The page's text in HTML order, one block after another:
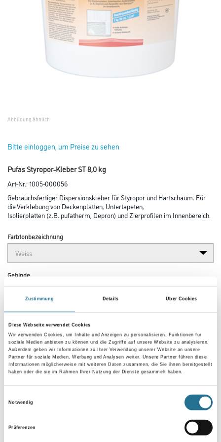
Zustimmung Details Über Cookies
Diese Webseite verwendet Cookies
Wir verwenden Cookies, um Inhalte und Anzeigen zu personalisieren, Funktionen für
soziale Medien anbieten zu können und die Zugriffe auf unsere Website zu analysieren.
Außerdem geben wir Informationen zu Ihrer Verwendung unserer Website an unsere
Partner für soziale Medien, Werbung und Analysen weiter. Unsere Partner führen diese
Informationen möglicherweise mit weiteren Daten zusammen, die Sie ihnen bereitgestellt
haben oder die sie im Rahmen Ihrer Nutzung der Dienste gesammelt haben.
Notwendig
Präferenzen
Abbildung ähnlich
Bitte einloggen, um Preise zu sehen
Pufas Styropor-Kleber ST 8,0 kg
Art-Nr.:1005-000056
Gebrauchsfertiger Dispersionskleber für Styropor und Hartschaum. Für
die Verklebung von Deckenplatten, Untertapeten,
Isolierplatten (z.B. pufatherm, Depron) und Zierprofilen im Innenbereich.
Farbtonbezeichnung
Gebinde
Umrechnungsfaktoren